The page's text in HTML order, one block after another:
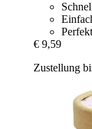
€ 9,59
Zustellung